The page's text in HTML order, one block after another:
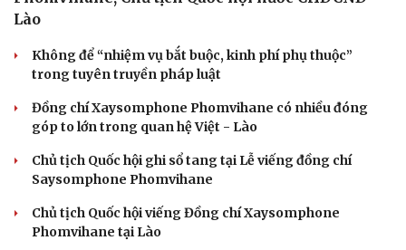
Lào
Không để “nhiệm vụ bắt buộc, kinh phí phụ thuộc”
trong tuyên truyền pháp luật
Đồng chí Xaysomphone Phomvihane có nhiều đóng
góp to lớn trong quan hệ Việt - Lào
Chủ tịch Quốc hội ghi sổ tang tại Lễ viếng đồng chí
Saysomphone Phomvihane
Chủ tịch Quốc hội viếng Đồng chí Xaysomphone
Phomvihane tại Lào